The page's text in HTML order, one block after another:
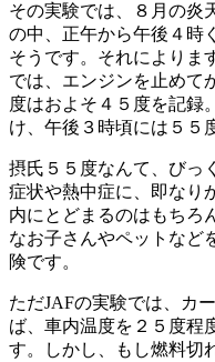
その実験では、８月の炎
の中、正午から午後４時
そうです。それによりま
では、エンジンを止めて
度はおよそ４５度を記録
け、午後３時頃には５５
摂氏５５度なんて、びっ
症状や熱中症に、即なり
内にとどまるのはもちろ
なお子さんやペットなど
険です。
ただJAFの実験では、カ
ば、車内温度を２５度程
す。しかし、もし燃料切